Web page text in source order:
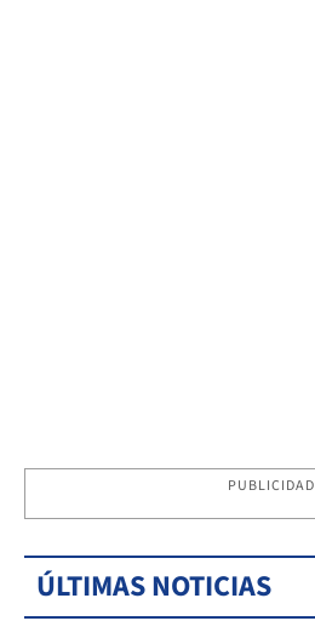
PUBLICIDAD
ÚLTIMAS NOTICIAS